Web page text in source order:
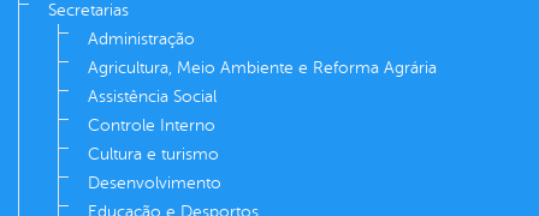
Secretarias
Administração
Agricultura, Meio Ambiente e Reforma Agrária
Assistência Social
Controle Interno
Cultura e turismo
Desenvolvimento
Educação e Desportos